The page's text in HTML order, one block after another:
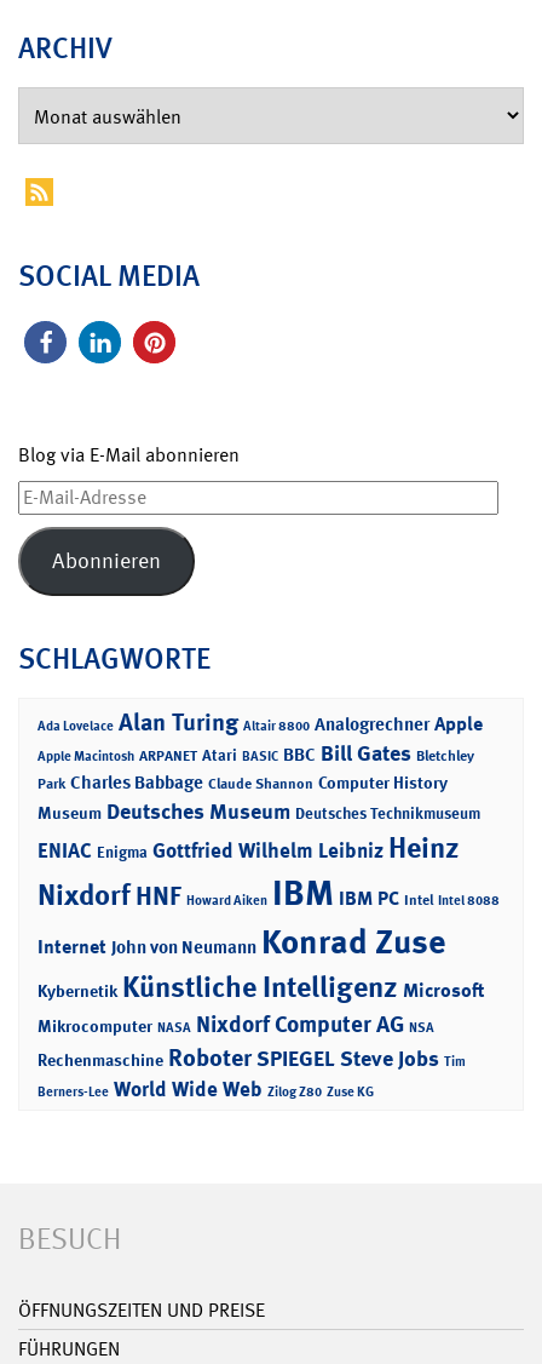
ARCHIV
SOCIAL MEDIA
Blog via E-Mail abonnieren
E-
Mail-
Adresse
Abonnieren
SCHLAGWORTE
Ada Lovelace Alan Turing Altair 8800 Analogrechner Apple
Apple Macintosh ARPANET Atari BASIC BBC Bill Gates Bletchley
Park Charles Babbage Claude Shannon Computer History
Museum Deutsches Museum Deutsches Technikmuseum
ENIAC Enigma Gottfried Wilhelm Leibniz Heinz
NixdorfHNF Howard Aiken IBM IBM PC Intel Intel 8088
Internet John von Neumann Konrad Zuse
Kybernetik Künstliche Intelligenz Microsoft
Mikrocomputer NASA Nixdorf Computer AG NSA
Rechenmaschine RoboterSPIEGELSteve Jobs Tim
Berners-Lee World Wide Web Zilog Z80 Zuse KG
BESUCH
ÖFFNUNGSZEITEN UND PREISE
FÜHRUNGEN